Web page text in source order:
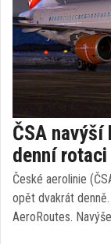
ČSA
denní rotaci
České aerolinie
opět dvakrát
AeroRoutes.